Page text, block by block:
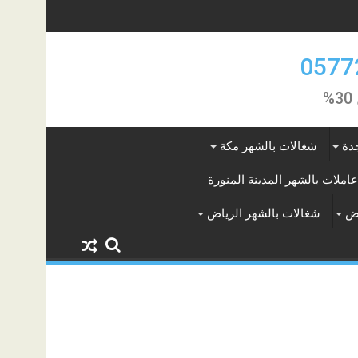
شغالات بالشهر مكة
عاملات بالشهر المدينة المنورة
شغالات بالشهر الرياض